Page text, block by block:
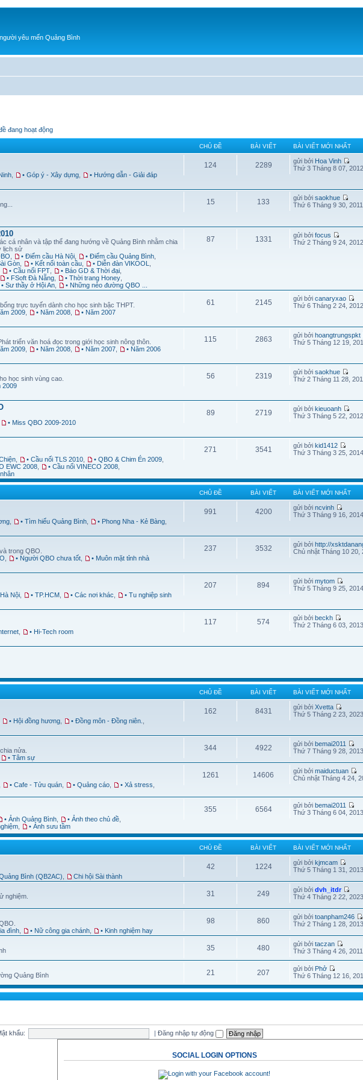
yêu mến Quảng Bình
đang hoạt động
CHỦ ĐỀ BÀI VIẾT BÀI VIẾT MỚI NHẤT
• Góp ý - Xây dựng • Hướng dẫn - Giải đáp
124 2289 gửi bởi Hoa Vinh
Thứ 3 Tháng 8 07,
15 133 gửi bởisaokhue
Thứ 6 Tháng 9 30,
cá nhân và tập thể đang hướng về Quảng Bình nhằm chia
lịch sử
• Điểm cầu Hà Nội • Điểm cầu Quảng Bình
Gòn • Kết nối toàn cầu • Diễn đàn VIKOOL
• Cầu nối FPT • Báo GD & Thời đại
• FSoft Đà Nẵng • Thời trang Honey
• Sư thầy ở Hội An • Những nẻo đường QBO ...
87 1331 gửi bởifocus
Thứ 2 Tháng 9 24,
trực tuyến dành cho học sinh bậc THPT.
2009 • Năm 2008 • Năm 2007
61 2145 gửi bởicanaryxao
Thứ 6 Tháng 2 24,
triển văn hoá đọc trong giới học sinh nông thôn.
2009 • Năm 2008 • Năm 2007 • Năm 2006
115 2863 gửi bởihoangtrungspkt
Thứ 5 Tháng 12 19,
học sinh vùng cao.
2009
56 2319 gửi bởisaokhue
Thứ 2 Tháng 11 28,
• Miss QBO 2009-2010
89 2719 gửi bởikieuoanh
Thứ 3 Tháng 5 22,
• Cầu nối TLS 2010 • QBO & Chim Én 2009
EWC 2008 • Cầu nối VINECO 2008
271 3541 gửi bởikid1412
Thứ 3 Tháng 3 25,
CHỦ ĐỀ BÀI VIẾT BÀI VIẾT MỚI NHẤT
• Tìm hiểu Quảng Bình • Phong Nha - Kẻ Bàng
991 4200 gửi bởincvinh
Thứ 3 Tháng 9 16,
trong QBO.
• Người QBO chưa tốt • Muôn mặt tỉnh nhà
237 3532 gửi bởihttp://
Chủ nhật Tháng 10 20,
Nội • TP.HCM • Các nơi khác • Tu nghiệp sinh
207 894 gửi bởimytom
Thứ 5 Tháng 9 25,
• Hi-Tech room
117 574 gửi bởibeckh
Thứ 2 Tháng 6 03,
CHỦ ĐỀ BÀI VIẾT BÀI VIẾT MỚI NHẤT
• Hội đồng hương • Đồng môn - Đồng niên.
162 8431 gửi bởiXvetta
Thứ 5 Tháng 2 23,
nửa.
• Tâm sự
344 4922 gửi bởibemai2011
Thứ 7 Tháng 9 28,
• Cafe - Tửu quán • Quảng cáo • Xả stress
1261 14606 gửi bởimaiductuan
Chủ nhật Tháng 4 24,
• Ảnh Quảng Bình • Ảnh theo chủ đề
• Ảnh sưu tầm
355 6564 gửi bởibemai2011
Thứ 3 Tháng 6 04,
CHỦ ĐỀ BÀI VIẾT BÀI VIẾT MỚI NHẤT
Bình (QB2AC) Chi hội Sài thành
42 1224 gửi bởikjmcam
Thứ 5 Tháng 1 31,
nghiệm.
31 249 gửi bởidvh_itdr
Thứ 4 Tháng 2 22,
đình • Nữ công gia chánh • Kinh nghiệm hay
98 860 gửi bởitoanpham246
Thứ 2 Tháng 1 28,
35 480 gửi bởitaczan
Thứ 3 Tháng 4 26,
Quảng Bình 21 207 gửi bởi Phở
Thứ 6 Tháng 12 16,
khẩu: |Đăng nhập tự động
SOCIAL LOGIN OPTIONS